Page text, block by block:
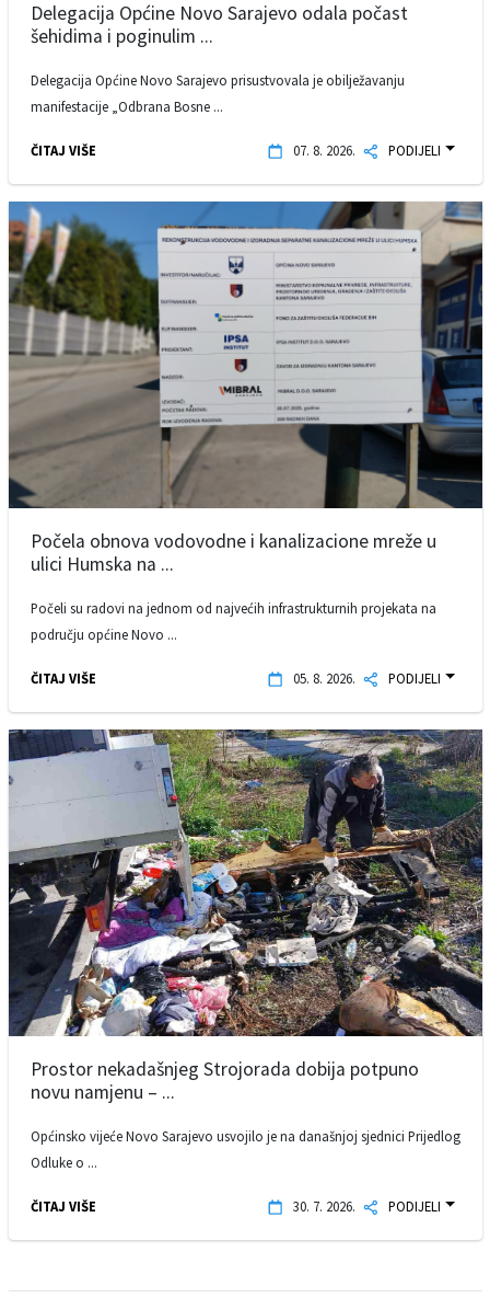
Delegacija Općine Novo Sarajevo odala počast
šehidima i poginulim ...
Delegacija Općine Novo Sarajevo prisustvovala je obilježavanju
manifestacije „Odbrana Bosne ...
ČITAJ VIŠE 07. 8. 2026. PODIJELI
Počela obnova vodovodne i kanalizacione mreže u
ulici Humska na ...
Počeli su radovi na jednom od najvećih infrastrukturnih projekata na
području općine Novo ...
ČITAJ VIŠE 05. 8. 2026. PODIJELI
Prostor nekadašnjeg Strojorada dobija potpuno
novu namjenu – ...
Općinsko vijeće Novo Sarajevo usvojilo je na današnjoj sjednici Prijedlog
Odluke o ...
ČITAJ VIŠE 30. 7. 2026. PODIJELI